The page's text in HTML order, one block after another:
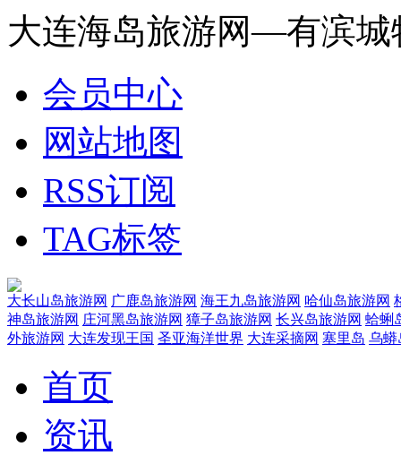
大连海岛旅游网—有滨城
会员中心
网站地图
RSS订阅
TAG标签
大长山岛旅游网 广鹿岛旅游网 海王九岛旅游网 哈仙岛旅游网
神岛旅游网 庄河黑岛旅游网 獐子岛旅游网 长兴岛旅游网 蛤蜊
外旅游网 大连发现王国 圣亚海洋世界 大连采摘网 塞里岛 乌蟒
首页
资讯